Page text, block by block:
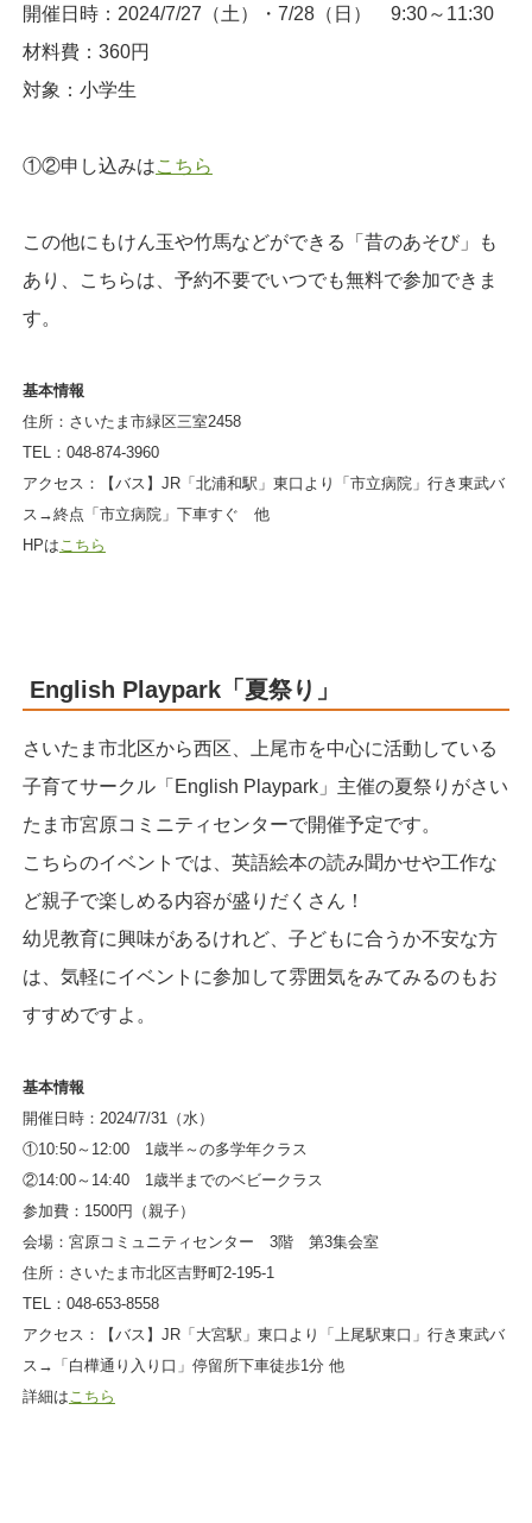
開催日時：2024/7/27（土）・7/28（日） 9:30～11:30
材料費：360円
対象：小学生
①②申し込みはこちら
この他にもけん玉や竹馬などができる「昔のあそび」も
あり、こちらは、予約不要でいつでも無料で参加できま
す。
基本情報
住所：さいたま市緑区三室2458
TEL：048-874-3960
アクセス：【バス】JR「北浦和駅」東口より「市立病院」行き東武バ
ス→終点「市立病院」下車すぐ 他
HPはこちら
English Playpark「夏祭り」
さいたま市北区から西区、上尾市を中心に活動している
子育てサークル「English Playpark」主催の夏祭りがさい
たま市宮原コミニティセンターで開催予定です。
こちらのイベントでは、英語絵本の読み聞かせや工作な
ど親子で楽しめる内容が盛りだくさん！
幼児教育に興味があるけれど、子どもに合うか不安な方
は、気軽にイベントに参加して雰囲気をみてみるのもお
すすめですよ。
基本情報
開催日時：2024/7/31（水）
①10:50～12:00 1歳半～の多学年クラス
②14:00～14:40 1歳半までのベビークラス
参加費：1500円（親子）
会場：宮原コミュニティセンター 3階 第3集会室
住所：さいたま市北区吉野町2-195-1
TEL：048-653-8558
アクセス：【バス】JR「大宮駅」東口より「上尾駅東口」行き東武バ
ス→「白樺通り入り口」停留所下車徒歩1分 他
詳細はこちら